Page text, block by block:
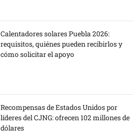
Calentadores solares Puebla 2026:
requisitos, quiénes pueden recibirlos y
cómo solicitar el apoyo
Recompensas de Estados Unidos por
líderes del CJNG: ofrecen 102 millones de
dólares